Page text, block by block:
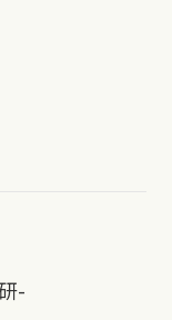
-